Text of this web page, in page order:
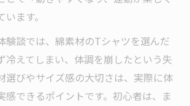
ます。
験談では、綿素材のTシャツを選んだ
冷えてしまい、体調を崩したという失
選びやサイズ感の大切さは、実際に体
感できるポイントです。初心者は、ま